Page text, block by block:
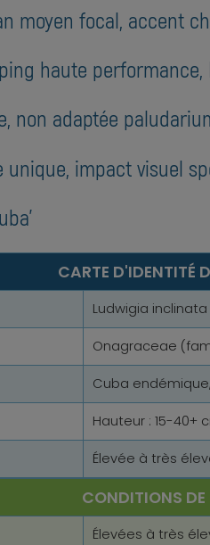
moyen focal, accent
haute
non adaptée
unique, impact visuel
CARTE D'IDENTITÉ
Ludwigia
Onagraceae
Cuba
Hauteur : 15-40+
Élevée à très
CONDITIONS DE
Élevées à très